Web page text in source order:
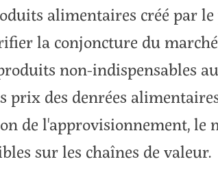
alimentaires créé par
la conjoncture du
non-indispensables
prix des denrées
de l'approvisionnement, le
sur les chaînes de valeur.